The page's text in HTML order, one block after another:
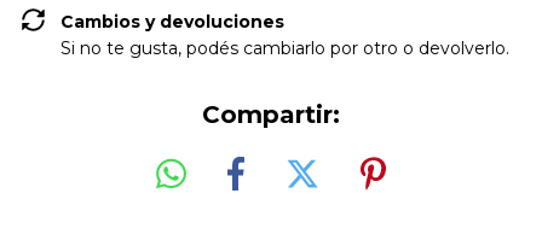
Cambios y devoluciones
Si no te gusta, podés cambiarlo por otro o devolverlo.
Compartir: